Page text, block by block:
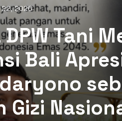
2026
GP
Reformasi